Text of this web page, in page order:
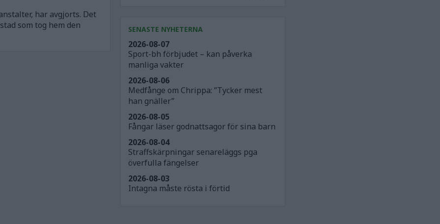
har avgjorts. Det
som tog hem den
SENASTE NYHETERNA
Sport-bh förbjudet – kan påverka
manliga vakter
2026-08-07
Medfånge om Chrippa: ”Tycker mest
han gnäller”
2026-08-06
Fångar läser godnattsagor för sina barn
2026-08-05
Straffskärpningar senareläggs pga
överfulla fängelser
2026-08-04
Intagna måste rösta i förtid
2026-08-03